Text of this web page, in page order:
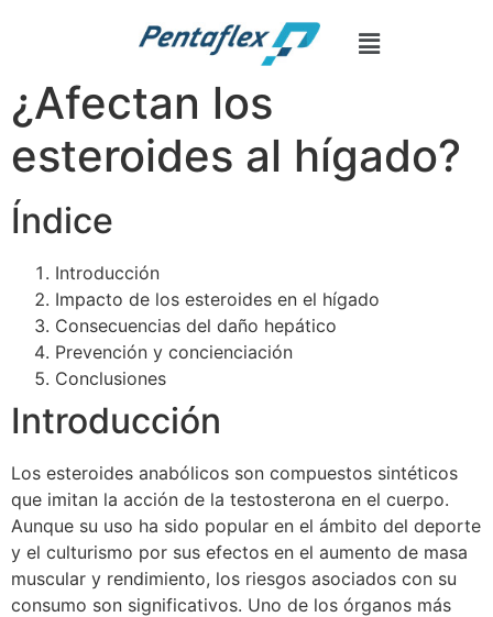
¿Afectan los
esteroides al hígado?
Índice
Introducción
Impacto de los esteroides en el hígado
Consecuencias del daño hepático
Prevención y concienciación
Conclusiones
Introducción
Los esteroides anabólicos son compuestos sintéticos
que imitan la acción de la testosterona en el cuerpo.
Aunque su uso ha sido popular en el ámbito del deporte
y el culturismo por sus efectos en el aumento de masa
muscular y rendimiento, los riesgos asociados con su
consumo son significativos. Uno de los órganos más